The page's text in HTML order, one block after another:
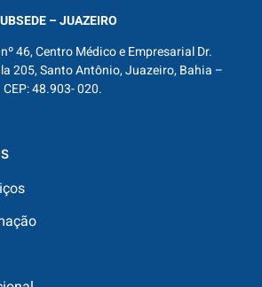
– JUAZEIRO
46, Centro Médico e Empresarial Dr.
205, Santo Antônio, Juazeiro, Bahia –
CEP: 48.903- 020.